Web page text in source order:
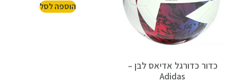
כדור כדורגל אדיאס לבן –
Adidas
הוספה לסל